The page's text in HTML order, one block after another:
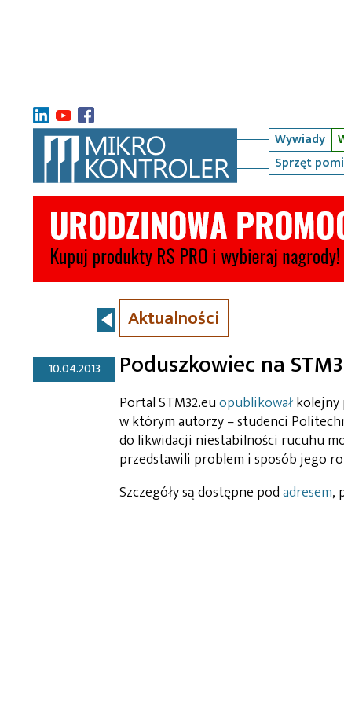
Wywiady
Sprzęt
Aktualności
10.04.2013 Poduszkowiec na
Portal STM32.euopublikowałkolejny
w którym autorzy – studenci
do likwidacji niestabilności rucuhu
przedstawili problem i sposób jego
Szczegóły są dostępne podadresem,